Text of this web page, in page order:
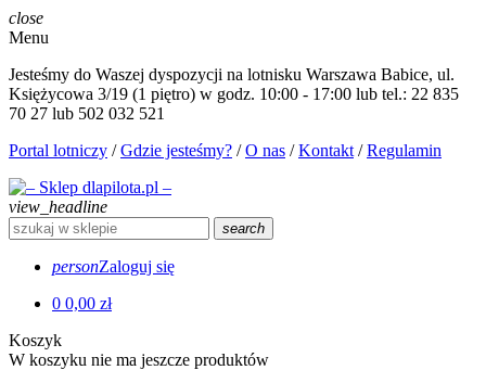
close
Menu
Jesteśmy do Waszej dyspozycji na lotnisku Warszawa Babice, ul.
Księżycowa 3/19 (1 piętro) w godz. 10:00 - 17:00 lub tel.: 22 835
70 27 lub 502 032 521
Portal lotniczy /Gdzie jesteśmy? /O nas /Kontakt /Regulamin
view_headline
search
personZaloguj się
0 0,00 zł
Koszyk
W koszyku nie ma jeszcze produktów